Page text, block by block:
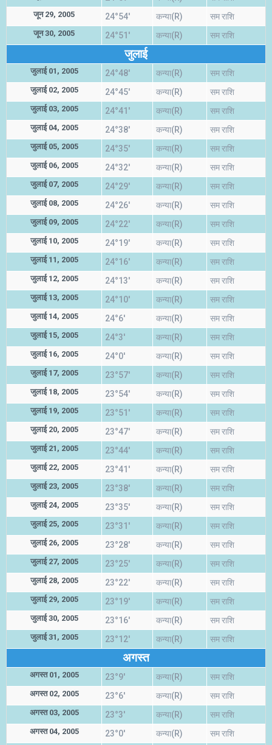
जून 29, 2005 24°54' कन्या(R) सम राशि
जून 30, 2005 24°51' कन्या(R) सम राशि
जुलाई
जुलाई 01, 2005 24°48' कन्या(R) सम राशि
जुलाई 02, 2005 24°45' कन्या(R) सम राशि
जुलाई 03, 2005 24°41' कन्या(R) सम राशि
जुलाई 04, 2005 24°38' कन्या(R) सम राशि
जुलाई 05, 2005 24°35' कन्या(R) सम राशि
जुलाई 06, 2005 24°32' कन्या(R) सम राशि
जुलाई 07, 2005 24°29' कन्या(R) सम राशि
जुलाई 08, 2005 24°26' कन्या(R) सम राशि
जुलाई 09, 2005 24°22' कन्या(R) सम राशि
जुलाई 10, 2005 24°19' कन्या(R) सम राशि
जुलाई 11, 2005 24°16' कन्या(R) सम राशि
जुलाई 12, 2005 24°13' कन्या(R) सम राशि
जुलाई 13, 2005 24°10' कन्या(R) सम राशि
जुलाई 14, 2005 24°6' कन्या(R) सम राशि
जुलाई 15, 2005 24°3' कन्या(R) सम राशि
जुलाई 16, 2005 24°0' कन्या(R) सम राशि
जुलाई 17, 2005 23°57' कन्या(R) सम राशि
जुलाई 18, 2005 23°54' कन्या(R) सम राशि
जुलाई 19, 2005 23°51' कन्या(R) सम राशि
जुलाई 20, 2005 23°47' कन्या(R) सम राशि
जुलाई 21, 2005 23°44' कन्या(R) सम राशि
जुलाई 22, 2005 23°41' कन्या(R) सम राशि
जुलाई 23, 2005 23°38' कन्या(R) सम राशि
जुलाई 24, 2005 23°35' कन्या(R) सम राशि
जुलाई 25, 2005 23°31' कन्या(R) सम राशि
जुलाई 26, 2005 23°28' कन्या(R) सम राशि
जुलाई 27, 2005 23°25' कन्या(R) सम राशि
जुलाई 28, 2005 23°22' कन्या(R) सम राशि
जुलाई 29, 2005 23°19' कन्या(R) सम राशि
जुलाई 30, 2005 23°16' कन्या(R) सम राशि
जुलाई 31, 2005 23°12' कन्या(R) सम राशि
अगस्त
अगस्त 01, 2005 23°9' कन्या(R) सम राशि
अगस्त 02, 2005 23°6' कन्या(R) सम राशि
अगस्त 03, 2005 23°3' कन्या(R) सम राशि
अगस्त 04, 2005 23°0' कन्या(R) सम राशि